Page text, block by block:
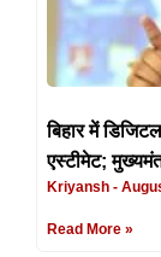
बिहार में
एस्टीमेट;
Kriyansh
Read More »